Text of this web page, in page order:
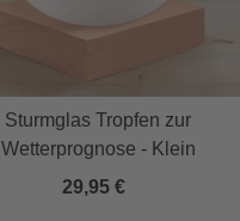
Sturmglas Tropfen zur
Wetterprognose - Klein
29,95 €